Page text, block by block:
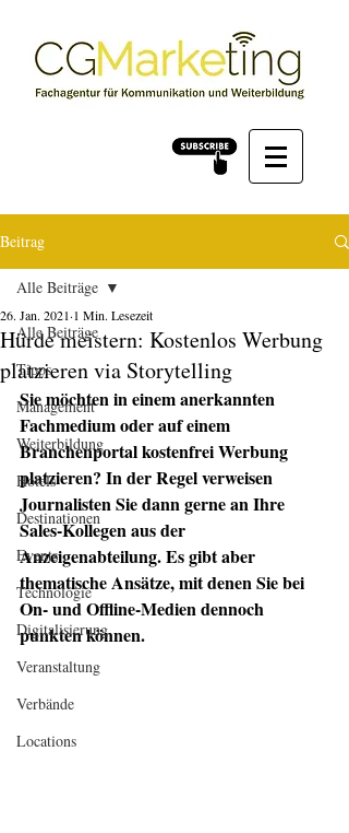
Beitrag
Alle Beiträge
Tipps
Management
Weiterbildung
Hotels
Destinationen
Events
Technologie
Digitalisierung
Veranstaltung
Verbände
Locations
Alle Beiträge
Hürde meistern: Kostenlos Werbung
platzieren via Storytelling
26. Jan. 2021 1 Min. Lesezeit
Sie möchten in einem anerkannten
Fachmedium oder auf einem
Branchenportal kostenfrei Werbung
platzieren? In der Regel verweisen
Journalisten Sie dann gerne an Ihre
Sales-Kollegen aus der
Anzeigenabteilung. Es gibt aber
thematische Ansätze, mit denen Sie bei
On- und Offline-Medien dennoch
punkten können.